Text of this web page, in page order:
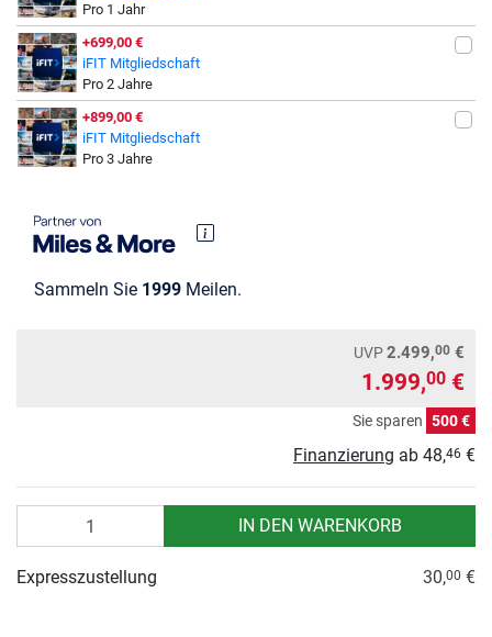
Pro 1 Jahr
+699,00 €
iFIT Mitgliedschaft
Pro 2 Jahre
+899,00 €
iFIT Mitgliedschaft
Pro 3 Jahre
Sammeln Sie 1999 Meilen.
UVP2.499,00 €
1.999,00 €
Sie sparen 500 €
Finanzierung ab 48,46 €
IN DEN WARENKORB
Expresszustellung 30,00 €